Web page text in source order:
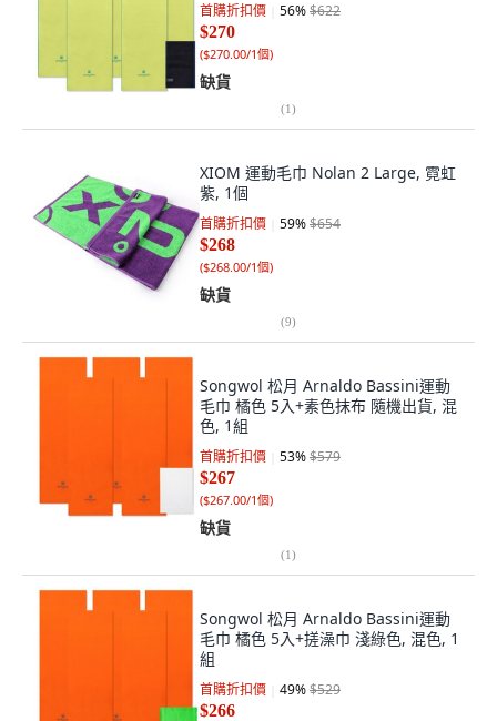
首購折扣價 56%$622
$270
($270.00/1個)
缺貨
(1)
XIOM 運動毛巾 Nolan 2 Large, 霓虹
紫, 1個
首購折扣價 59%$654
$268
($268.00/1個)
缺貨
(9)
Songwol 松月 Arnaldo Bassini運動
毛巾 橘色 5入+素色抹布 隨機出貨, 混
色, 1組
首購折扣價 53%$579
$267
($267.00/1個)
缺貨
(1)
Songwol 松月 Arnaldo Bassini運動
毛巾 橘色 5入+搓澡巾 淺綠色, 混色, 1
組
首購折扣價 49%$529
$266